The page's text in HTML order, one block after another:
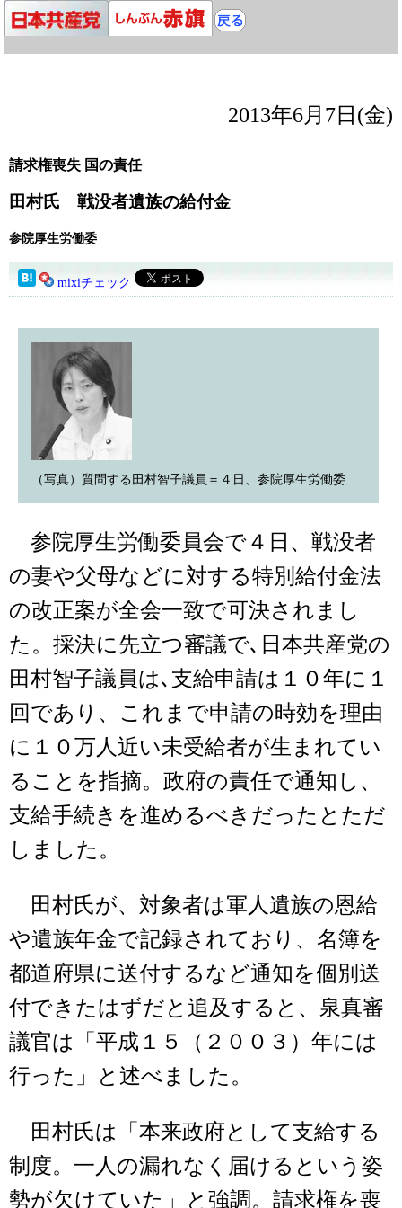
2013年6月7日(金)
請求権喪失 国の責任
田村氏 戦没者遺族の給付金
参院厚生労働委
mixiチェック
（写真）質問する田村智子議員＝４日、参院厚生労働委
参院厚生労働委員会で４日、戦没者
の妻や父母などに対する特別給付金法
の改正案が全会一致で可決されまし
た。採決に先立つ審議で､日本共産党の
田村智子議員は､支給申請は１０年に１
回であり、これまで申請の時効を理由
に１０万人近い未受給者が生まれてい
ることを指摘。政府の責任で通知し、
支給手続きを進めるべきだったとただ
しました。
田村氏が、対象者は軍人遺族の恩給
や遺族年金で記録されており、名簿を
都道府県に送付するなど通知を個別送
付できたはずだと追及すると、泉真審
議官は「平成１５（２００３）年には
行った」と述べました。
田村氏は「本来政府として支給する
制度。一人の漏れなく届けるという姿
勢が欠けていた」と強調。請求権を喪